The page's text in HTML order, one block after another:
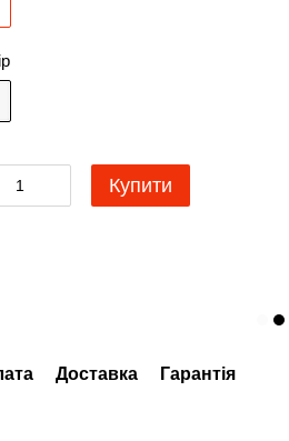
Купити
Доставка Гарантія